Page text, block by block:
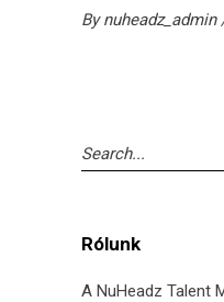
Bynuheadz_admin
Search
for:
Rólunk
A NuHeadz Talent